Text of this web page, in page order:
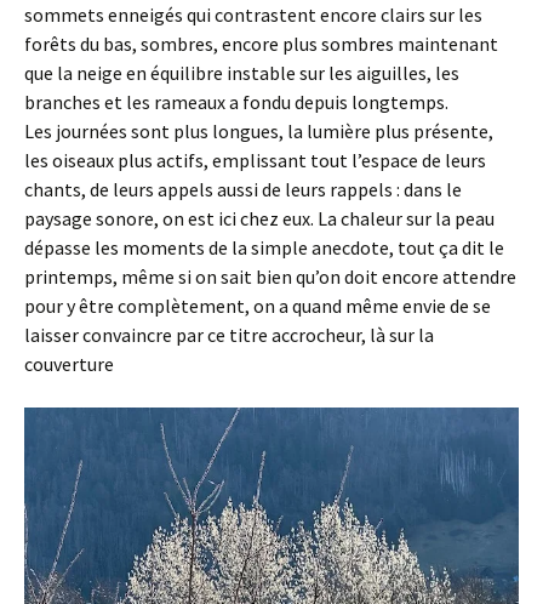
sommets enneigés qui contrastent encore clairs sur les
forêts du bas, sombres, encore plus sombres maintenant
que la neige en équilibre instable sur les aiguilles, les
branches et les rameaux a fondu depuis longtemps.
Les journées sont plus longues, la lumière plus présente,
les oiseaux plus actifs, emplissant tout l’espace de leurs
chants, de leurs appels aussi de leurs rappels : dans le
paysage sonore, on est ici chez eux. La chaleur sur la peau
dépasse les moments de la simple anecdote, tout ça dit le
printemps, même si on sait bien qu’on doit encore attendre
pour y être complètement, on a quand même envie de se
laisser convaincre par ce titre accrocheur, là sur la
couverture